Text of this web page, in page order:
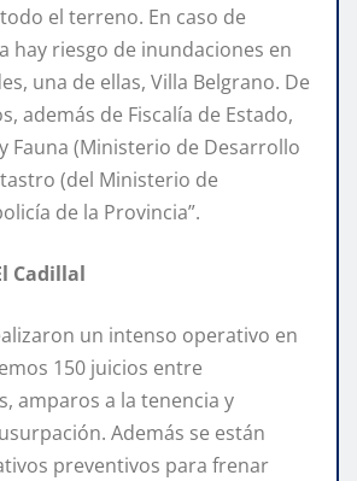
el terreno. En caso de
hay riesgo de inundaciones en
una de ellas, Villa Belgrano. De
además de Fiscalía de Estado,
Fauna (Ministerio de Desarrollo
(del Ministerio de
de la Provincia”.
Cadillal
un intenso operativo en
150 juicios entre
amparos a la tenencia y
Además se están
preventivos para frenar